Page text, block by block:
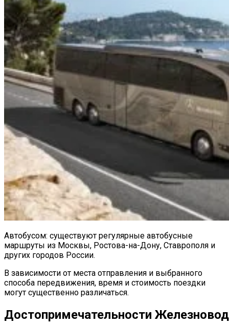
Автобусом: существуют регулярные автобусные
маршруты из Москвы, Ростова-на-Дону, Ставрополя и
других городов России.
В зависимости от места отправления и выбранного
способа передвижения, время и стоимость поездки
могут существенно различаться.
Достопримечательности